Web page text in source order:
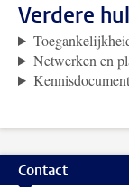
Verdere
Netwerken en
Contact